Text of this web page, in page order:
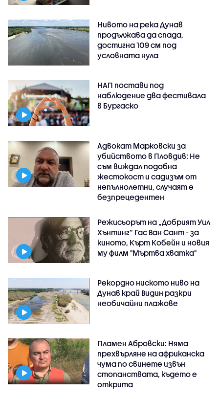
Нивото на река Дунав
продължава да спада,
достигна 109 см под
условната нула
НАП постави под
наблюдение два фестивала
в Бургаско
Адвокат Марковски за
убийството в Пловдив: Не
съм виждал подобна
жестокост и садизъм от
непълнолетни, случаят е
безпрецедентен
Режисьорът на „Добрият Уил
Хънтинг“ Гас Ван Сант - за
киното, Кърт Кобейн и новия
му филм "Мъртва хватка"
Рекордно ниското ниво на
Дунав край Видин разкри
необичайни плажове
Пламен Абровски: Няма
прехвърляне на африканска
чума по свинете извън
стопанствата, където е
открита